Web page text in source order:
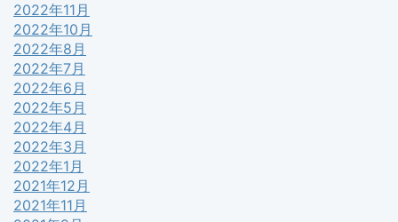
2022年11月
2022年10月
2022年8月
2022年7月
2022年6月
2022年5月
2022年4月
2022年3月
2022年1月
2021年12月
2021年11月